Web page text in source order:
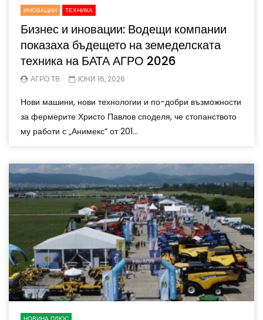
ИНОВАЦИИ ТЕХНИКА
Бизнес и иновации: Водещи компании
показаха бъдещето на земеделската
техника на БАТА АГРО 2026
АГРО ТВ ЮНИ 16, 2026
Нови машини, нови технологии и по-добри възможности
за фермерите Христо Павлов споделя, че стопанството
му работи с „Анимекс“ от 201...